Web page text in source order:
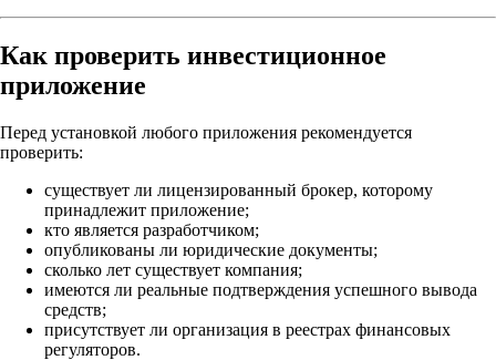
Как проверить инвестиционное
приложение
Перед установкой любого приложения рекомендуется
проверить:
существует ли лицензированный брокер, которому
принадлежит приложение;
кто является разработчиком;
опубликованы ли юридические документы;
сколько лет существует компания;
имеются ли реальные подтверждения успешного вывода
средств;
присутствует ли организация в реестрах финансовых
регуляторов.